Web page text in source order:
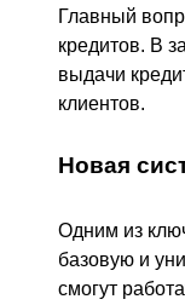
Главный
кредитов. В
выдачи
клиентов.
Новая
Одним из
базовую и
смогут